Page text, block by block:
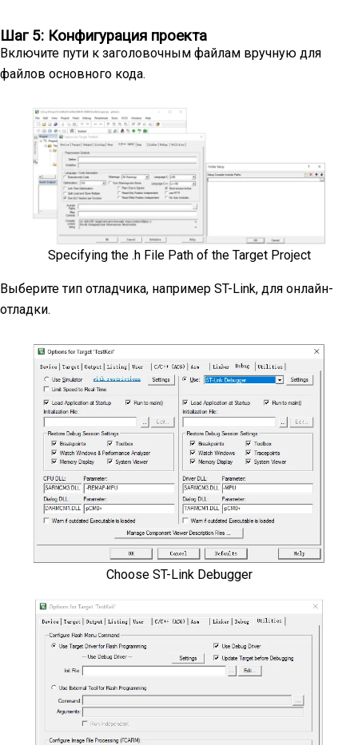
Шаг 5: Конфигурация проекта
Включите пути к заголовочным файлам вручную для
файлов основного кода.
Specifying the .h File Path of the Target Project
Выберите тип отладчика, например ST-Link, для онлайн-
отладки.
Choose ST-Link Debugger